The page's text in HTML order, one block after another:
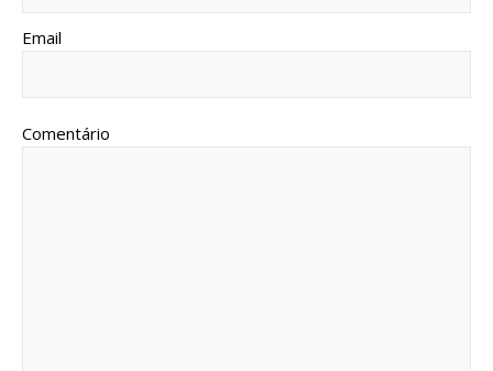
Email
Comentário